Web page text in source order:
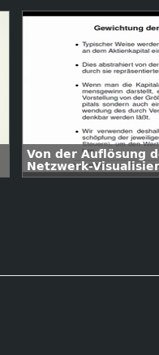
Von der Auflösung
Netzwerk-